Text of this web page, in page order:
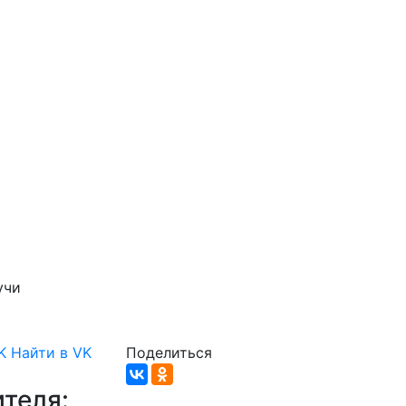
Найти в VK Поделиться